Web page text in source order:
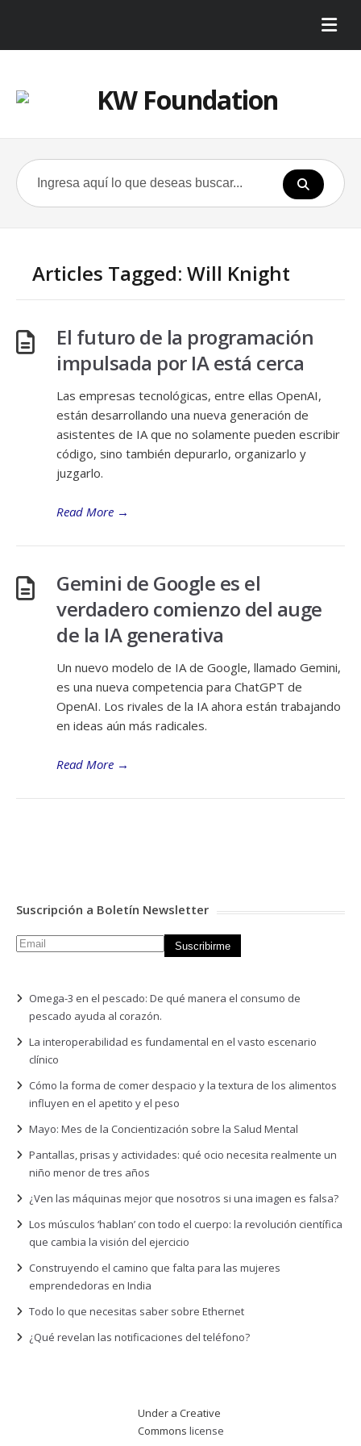
Articles Tagged: Will Knight
El futuro de la programación
impulsada por IA está cerca
Las empresas tecnológicas, entre ellas OpenAI,
están desarrollando una nueva generación de
asistentes de IA que no solamente pueden escribir
código, sino también depurarlo, organizarlo y
juzgarlo.
Read More →
Gemini de Google es el
verdadero comienzo del auge
de la IA generativa
Un nuevo modelo de IA de Google, llamado Gemini,
es una nueva competencia para ChatGPT de
OpenAI. Los rivales de la IA ahora están trabajando
en ideas aún más radicales.
Read More →
Suscripción a Boletín Newsletter
Omega-3 en el pescado: De qué manera el consumo de
pescado ayuda al corazón.
La interoperabilidad es fundamental en el vasto escenario
clínico
Cómo la forma de comer despacio y la textura de los alimentos
influyen en el apetito y el peso
Mayo: Mes de la Concientización sobre la Salud Mental
Pantallas, prisas y actividades: qué ocio necesita realmente un
niño menor de tres años
¿Ven las máquinas mejor que nosotros si una imagen es falsa?
Los músculos ‘hablan’ con todo el cuerpo: la revolución científica
que cambia la visión del ejercicio
Construyendo el camino que falta para las mujeres
emprendedoras en India
Todo lo que necesitas saber sobre Ethernet
¿Qué revelan las notificaciones del teléfono?
Under a Creative
Commons license